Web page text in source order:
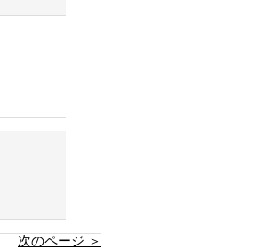
次のページ ＞